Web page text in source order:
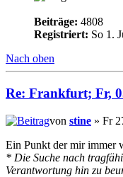
Beiträge: 4808
Registriert: So 1.
Nach oben
Re: Frankfurt; Fr,
von stine » Fr
Ein Punkt der mir immer
* Die Suche nach
Verantwortung hin zu